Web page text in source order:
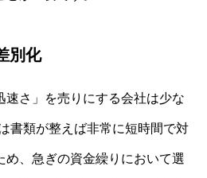
別化
速さ」を売りにする会社は少な
書類が整えば非常に短時間で対
め、急ぎの資金繰りにおいて選